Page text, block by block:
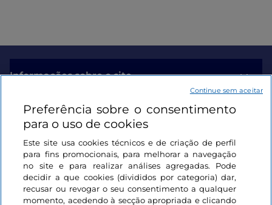
Informações sobre o site
Ligações úteis
Iniciar sessão
Mantenha-se em contacto
Preferência sobre o consentimento
para o uso de cookies
Este site usa cookies técnicos e de criação de perfil
para fins promocionais, para melhorar a navegação
no site e para realizar análises agregadas. Pode
decidir a que cookies (divididos por categoria) dar,
recusar ou revogar o seu consentimento a qualquer
momento, acedendo à secção apropriada e clicando
Continue sem aceitar